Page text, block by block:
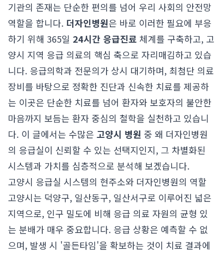
기관의 존재는 단순한 편의를 넘어 우리 사회의 안전망
역할을 합니다. 더자인병원은 바로 이러한 필요에 부응
하기 위해 365일 24시간 응급진료 체계를 구축하고, 고
양시 지역 응급 의료의 핵심 축으로 자리매김하고 있습
니다. 응급의학과 전문의가 상시 대기하며, 최첨단 의료
장비를 바탕으로 정확한 진단과 신속한 치료를 제공하
는 이곳은 단순한 치료를 넘어 환자와 보호자의 불안한
마음까지 보듬는 환자 중심의 철학을 실천하고 있습니
다. 이 글에서는 수많은 고양시 병원 중 왜 더자인병원
의 응급실이 신뢰할 수 있는 선택지인지, 그 차별화된
시스템과 가치를 심층적으로 분석해 보겠습니다.
고양시 응급실 시스템의 현주소와 더자인병원의 역할
고양시는 덕양구, 일산동구, 일산서구로 이루어진 넓은
지역으로, 인구 밀도에 비해 응급 의료 자원의 균형 있
는 분배가 매우 중요합니다. 응급 상황은 예측할 수 없
으며, 발생 시 '골든타임'을 확보하는 것이 치료 결과에